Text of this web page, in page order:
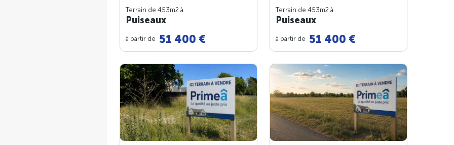
Terrain de 453m2 à
Puiseaux
à partir de 51 400 €
Terrain de 453m2 à
Puiseaux
à partir de 51 400 €